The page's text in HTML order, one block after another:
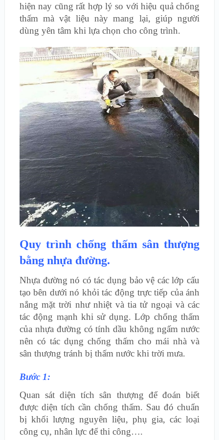
hiện nay cũng rất hợp lý so với hiệu quả chống
thấm mà vật liệu này mang lại, giúp người
dùng yên tâm khi lựa chọn cho công trình.
Quy trình chống thấm sân thượng
bằng nhựa đường.
Nhựa đường nó có tác dụng bảo vệ các lớp cấu
tạo bên dưới nó khỏi tác động trực tiếp của ánh
nắng mặt trời như nhiệt và tia tử ngoại và các
tác động mạnh khi sử dụng. Lớp chống thấm
của nhựa đường có tính dầu không ngấm nước
nên có tác dụng chống thấm cho mái nhà và
sân thượng tránh bị thấm nước khi trời mưa.
Bước 1:
Quan sát diện tích sân thượng để đoán biết
được diện tích cần chống thấm. Sau đó chuẩn
bị khối lượng nguyên liệu, phụ gia, các loại
công cụ, nhân lực để thi công….